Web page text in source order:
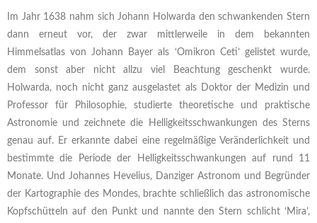
Im Jahr 1638 nahm sich Johann Holwarda den schwankenden Stern
dann erneut vor, der zwar mittlerweile in dem bekannten
Himmelsatlas von Johann Bayer als ‘Omikron Ceti’ gelistet wurde,
dem sonst aber nicht allzu viel Beachtung geschenkt wurde.
Holwarda, noch nicht ganz ausgelastet als Doktor der Medizin und
Professor für Philosophie, studierte theoretische und praktische
Astronomie und zeichnete die Helligkeitsschwankungen des Sterns
genau auf. Er erkannte dabei eine regelmäßige Veränderlichkeit und
bestimmte die Periode der Helligkeitsschwankungen auf rund 11
Monate. Und Johannes Hevelius, Danziger Astronom und Begründer
der Kartographie des Mondes, brachte schließlich das astronomische
Kopfschütteln auf den Punkt und nannte den Stern schlicht ‘Mira’,